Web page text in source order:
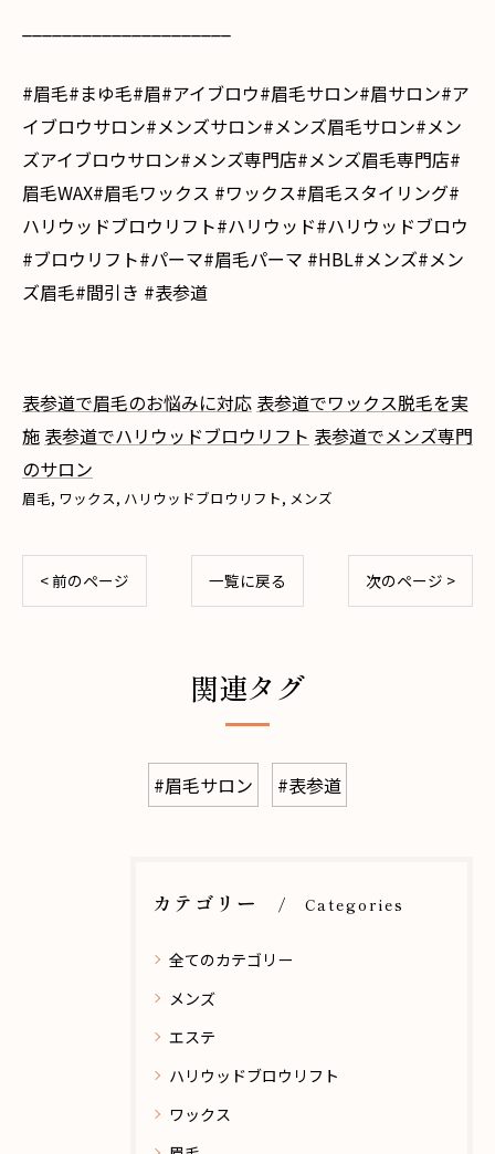
#眉毛#まゆ毛#眉#アイブロウ#眉毛サロン#眉サロン#ア
イブロウサロン#メンズサロン#メンズ眉毛サロン#メン
ズアイブロウサロン#メンズ専門店#メンズ眉毛専門店#
眉毛WAX#眉毛ワックス #ワックス#眉毛スタイリング#
ハリウッドブロウリフト#ハリウッド#ハリウッドブロウ
#ブロウリフト#パーマ#眉毛パーマ #HBL#メンズ#メン
ズ眉毛#間引き #表参道
表参道で眉毛のお悩みに対応 表参道でワックス脱毛を実
施 表参道でハリウッドブロウリフト 表参道でメンズ専門
のサロン
眉毛 ワックス ハリウッドブロウリフト メンズ
< 前のページ 一覧に戻る 次のページ >
関連タグ
#眉毛サロン #表参道
カテゴリー Categories
全てのカテゴリー
メンズ
エステ
ハリウッドブロウリフト
ワックス